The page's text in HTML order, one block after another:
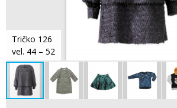
Tričko 126
vel. 44 – 52